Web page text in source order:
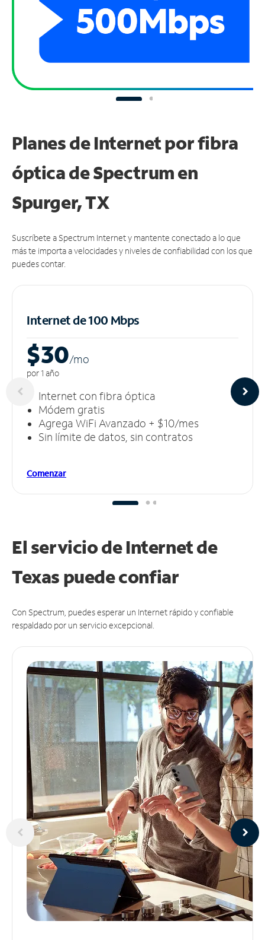
Planes de Internet por fibra
óptica de Spectrum en
Spurger, TX
Suscríbete a Spectrum Internet y mantente conectado a lo que
más te importa a velocidades y niveles de confiabilidad con los que
puedes contar.
Internet de 100 Mbps
$30/mo
por 1 año
Internet con fibra óptica
Módem gratis
Agrega WiFi Avanzado + $10/mes
Sin límite de datos, sin contratos
Comenzar
El servicio de Internet de
Texas puedeconfiar
Con Spectrum, puedes esperar un Internet rápido y confiable
respaldado por un servicio excepcional.